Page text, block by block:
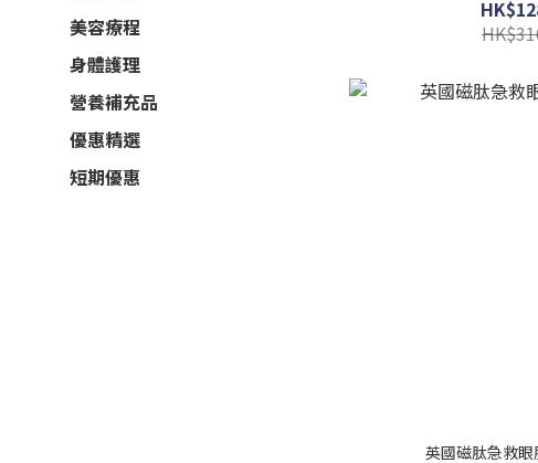
美容療程
身體護理
營養補充品
優惠精選
短期優惠
英國磁肽急救